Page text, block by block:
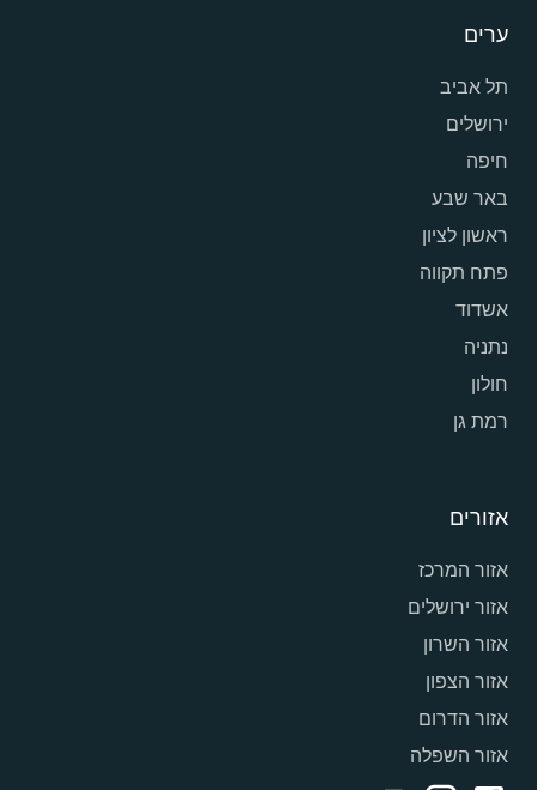
ערים
תל אביב
ירושלים
חיפה
באר שבע
ראשון לציון
פתח תקווה
אשדוד
נתניה
חולון
רמת גן
אזורים
אזור המרכז
אזור ירושלים
אזור השרון
אזור הצפון
אזור הדרום
אזור השפלה